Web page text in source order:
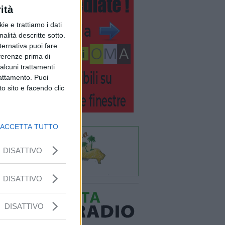
e trattiamo i dati
descritte sotto.
puoi fare
prima di
trattamenti
Puoi
sito e facendo clic
ACCETTA TUTTO
DISATTIVO
DISATTIVO
DISATTIVO